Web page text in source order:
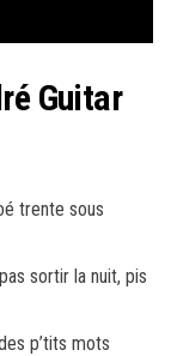
Guitar
trente sous
sortir la nuit, pis
p’tits mots